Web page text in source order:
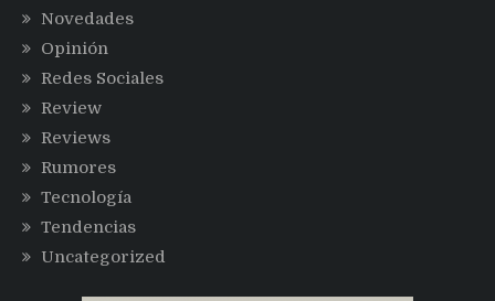
Novedades
Opinión
Redes Sociales
Review
Reviews
Rumores
Tecnología
Tendencias
Uncategorized